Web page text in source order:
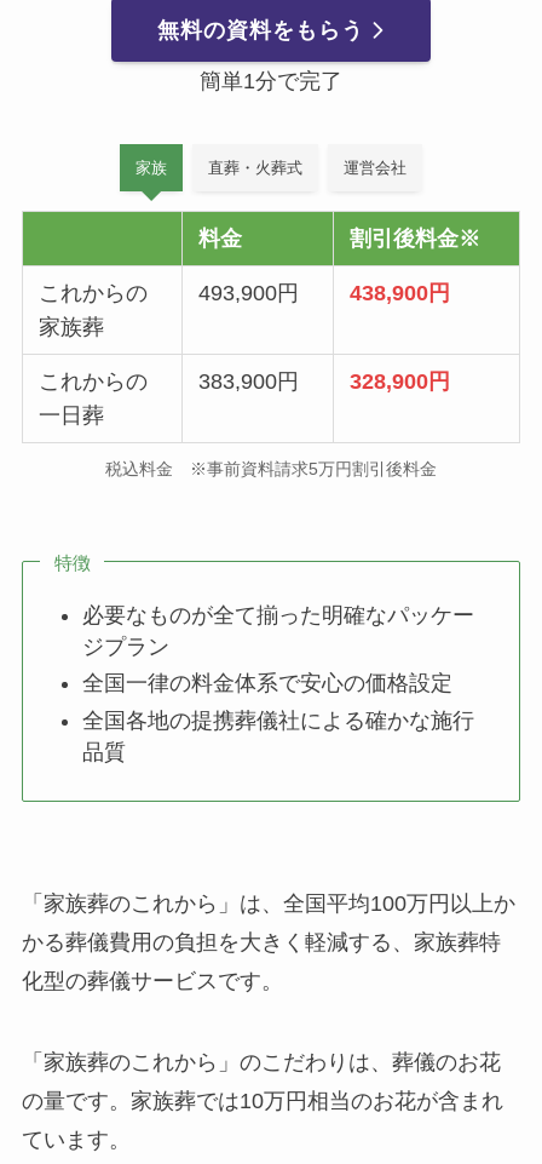
無料の資料をもらう
簡単1分で完了
家族 直葬・火葬式 運営会社
料金 割引後料金※
これからの
家族葬
493,900円 438,900円
これからの
一日葬
383,900円 328,900円
税込料金 ※事前資料請求5万円割引後料金
特徴
必要なものが全て揃った明確なパッケー
ジプラン
全国一律の料金体系で安心の価格設定
全国各地の提携葬儀社による確かな施行
品質
「家族葬のこれから」は、全国平均100万円以上か
かる葬儀費用の負担を大きく軽減する、家族葬特
化型の葬儀サービスです。
「家族葬のこれから」のこだわりは、葬儀のお花
の量です。家族葬では10万円相当のお花が含まれ
ています。